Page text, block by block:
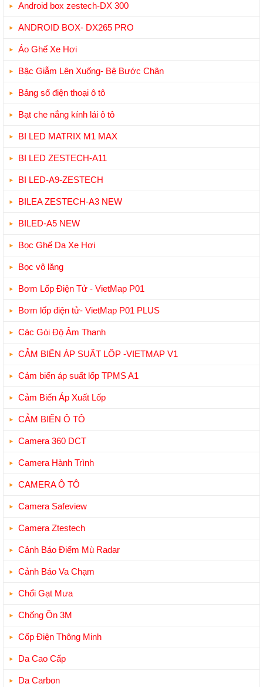
Android box zestech-DX 300
ANDROID BOX- DX265 PRO
Áo Ghế Xe Hơi
Bậc Giẫm Lên Xuống- Bệ Bước Chân
Bảng số điện thoại ô tô
Bạt che nắng kính lái ô tô
BI LED MATRIX M1 MAX
BI LED ZESTECH-A11
BI LED-A9-ZESTECH
BILEA ZESTECH-A3 NEW
BILED-A5 NEW
Bọc Ghế Da Xe Hơi
Bọc vô lăng
Bơm Lốp Điện Tử - VietMap P01
Bơm lốp điện tử- VietMap P01 PLUS
Các Gói Độ Âm Thanh
CẢM BIẾN ÁP SUẤT LỐP -VIETMAP V1
Cảm biến áp suất lốp TPMS A1
Cảm Biến Áp Xuất Lốp
CẢM BIẾN Ô TÔ
Camera 360 DCT
Camera Hành Trình
CAMERA Ô TÔ
Camera Safeview
Camera Ztestech
Cảnh Báo Điểm Mù Radar
Cảnh Báo Va Chạm
Chổi Gạt Mưa
Chống Ồn 3M
Cốp Điện Thông Minh
Da Cao Cấp
Da Carbon